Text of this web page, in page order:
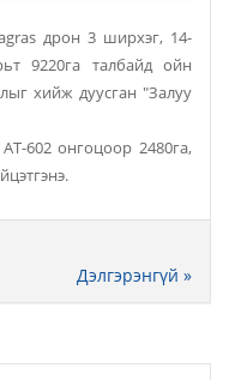
дрон 3 ширхэг, 14-
9220га талбайд ойн
хийж дуусган "Залуу
602 онгоцоор 2480га,
Дэлгэрэнгүй »